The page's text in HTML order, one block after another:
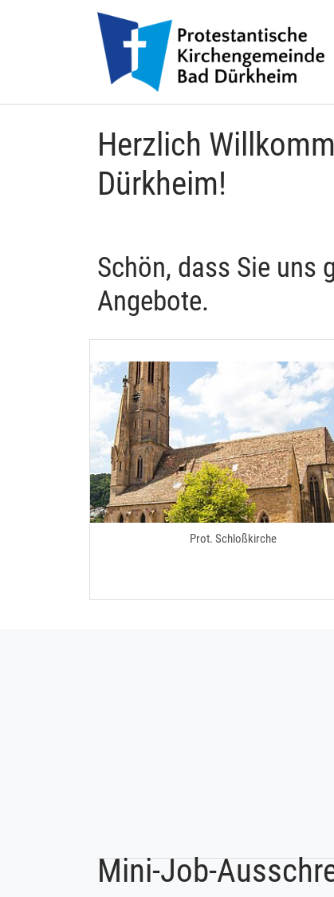
Zum Hauptinhalt springen
Herzlich
Dürkheim!
Schön, dass Sie uns
Angebote.
Prot. Schloßkirche
Mini-Job-